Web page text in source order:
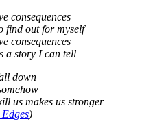
consequences
find out for myself
consequences
a story I can tell
down
us makes us stronger
)